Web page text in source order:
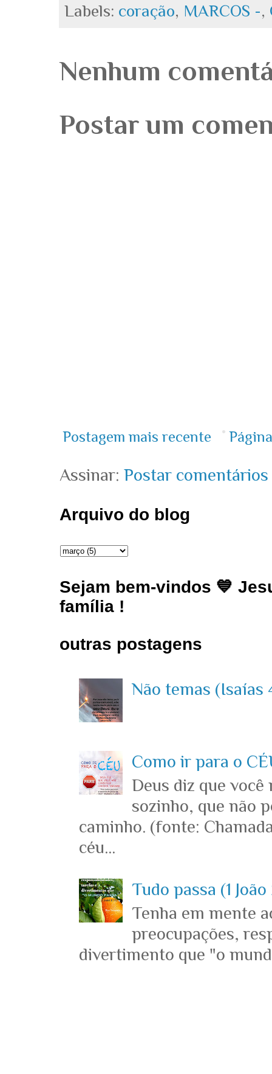
Labels: coração, MARCOS -,
Nenhum
Postar um
Postagem mais recente
Assinar:Postar
Arquivo do blog
Sejam bem-vindos 💙
família !
outras postagens
Não temas (Isaías
Como ir para o
Deus diz que você
sozinho, que não
caminho. (fonte:
céu...
Tudo passa (1 João
Tenha em mente
preocupações,
divertimento que "o